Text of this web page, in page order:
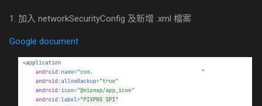
1. 加入 networkSecurityConfig 及新增 .xml 檔案
Google document